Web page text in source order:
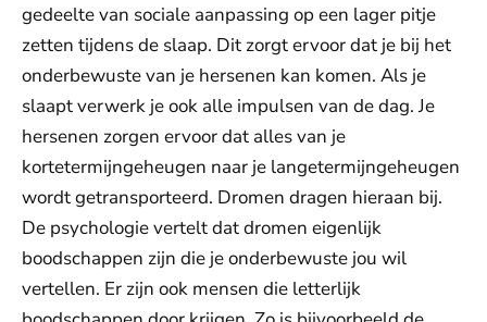
gedeelte van sociale aanpassing op een lager pitje
zetten tijdens de slaap. Dit zorgt ervoor dat je bij het
onderbewuste van je hersenen kan komen. Als je
slaapt verwerk je ook alle impulsen van de dag. Je
hersenen zorgen ervoor dat alles van je
kortetermijngeheugen naar je langetermijngeheugen
wordt getransporteerd. Dromen dragen hieraan bij.
De psychologie vertelt dat dromen eigenlijk
boodschappen zijn die je onderbewuste jou wil
vertellen. Er zijn ook mensen die letterlijk